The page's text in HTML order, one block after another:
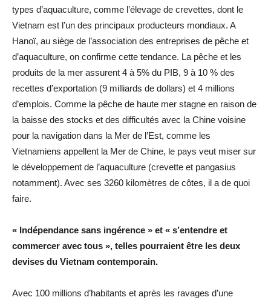
types d’aquaculture, comme l’élevage de crevettes, dont le
Vietnam est l’un des principaux producteurs mondiaux. A
Hanoï, au siège de l’association des entreprises de pêche et
d’aquaculture, on confirme cette tendance. La pêche et les
produits de la mer assurent 4 à 5% du PIB, 9 à 10 % des
recettes d’exportation (9 milliards de dollars) et 4 millions
d’emplois. Comme la pêche de haute mer stagne en raison de
la baisse des stocks et des difficultés avec la Chine voisine
pour la navigation dans la Mer de l’Est, comme les
Vietnamiens appellent la Mer de Chine, le pays veut miser sur
le développement de l’aquaculture (crevette et pangasius
notamment). Avec ses 3260 kilomètres de côtes, il a de quoi
faire.
« Indépendance sans ingérence » et « s’entendre et
commercer avec tous », telles pourraient être les deux
devises du Vietnam contemporain.
Avec 100 millions d’habitants et après les ravages d’une